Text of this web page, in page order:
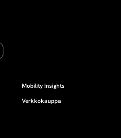
Mobility Insights
Verkkokauppa